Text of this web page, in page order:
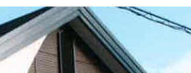
パーフェクトシリーズ
EMO
ダンジ
個人情報の取扱いについて